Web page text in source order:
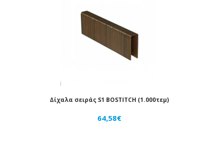
Δίχαλα σειράς S1 BOSTITCH (1.000τεμ)
64,58€